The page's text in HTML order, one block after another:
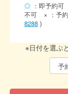
◎ ：即予約可
不可
× ：予
8288 )
※日付を選ぶ